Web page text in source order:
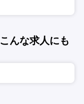
んな求人にも